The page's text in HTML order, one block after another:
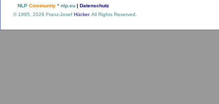
NLP Community * nlp.eu | Datenschutz
© 1995, 2026 Franz-Josef Hücker. All Rights Reserved.